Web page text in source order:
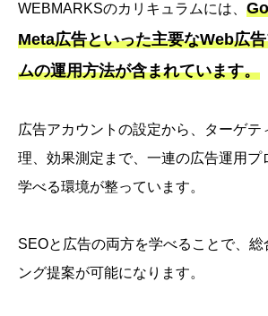
WEBMARKSのカリキュラムには、
Meta広告といった主要なWeb広
ムの運用方法が含まれています。
広告アカウントの設定から、ターゲテ
理、効果測定まで、一連の広告運用プ
学べる環境が整っています。
SEOと広告の両方を学べることで、総
ング提案が可能になります。